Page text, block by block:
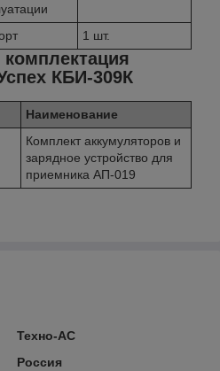
1 шт.
КБИ-309К
Наименование
Комплект аккумуляторов и
зарядное устройство для
приемника АП-019
Техно-АС
Россия